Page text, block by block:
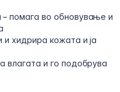
помага во обновување и
и хидрира кожата и ја
влагата и го подобрува